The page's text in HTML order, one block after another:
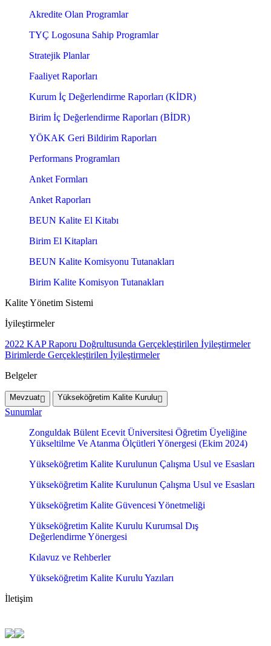
Akredite Olan Programlar
TYÇ Logosuna Sahip Programlar
Stratejik Planlar
Faaliyet Raporları
Kurum İç Değerlendirme Raporları (KİDR)
Birim İç Değerlendirme Raporları (BİDR)
YÖKAK Geri Bildirim Raporları
Performans Programları
Anket Formları
Anket Raporları
BEUN Kalite El Kitabı
Birim El Kitapları
BEUN Kalite Komisyonu Tutanakları
Birim Kalite Komisyon Tutanakları
Kalite Yönetim Sistemi
İyileştirmeler
2022 KAP Raporu Doğrultusunda Gerçekleştirilen İyileştirmeler
Birimlerde Gerçekleştirilen İyileştirmeler
Belgeler
Mevzuat Yükseköğretim Kalite Kurulu
Sunumlar
Zonguldak Bülent Ecevit Üniversitesi Öğretim Üyeliğine
Yükseltilme Ve Atanma Ölçütleri Yönergesi (Ekim 2024)
Yükseköğretim Kalite Kurulunun Çalışma Usul ve Esasları
Yükseköğretim Kalite Kurulunun Çalışma Usul ve Esasları
Yükseköğretim Kalite Güvencesi Yönetmeliği
Yükseköğretim Kalite Kurulu Kurumsal Dış
Değerlendirme Yönergesi
Kılavuz ve Rehberler
Yükseköğretim Kalite Kurulu Yazıları
İletişim